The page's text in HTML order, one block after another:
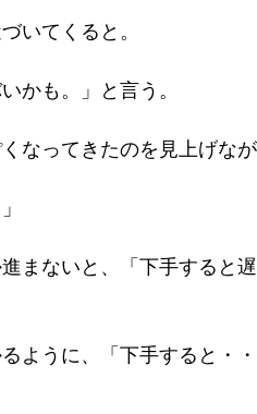
いてくると。
かも。」と言う。
なってきたのを見上げなが
まないと、「下手すると
ように、「下手すると・